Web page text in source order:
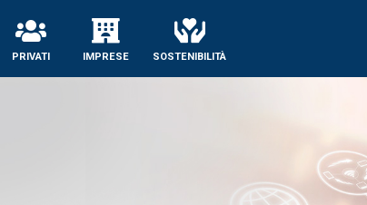
PRIVATI IMPRESE SOSTENIBILITÀ